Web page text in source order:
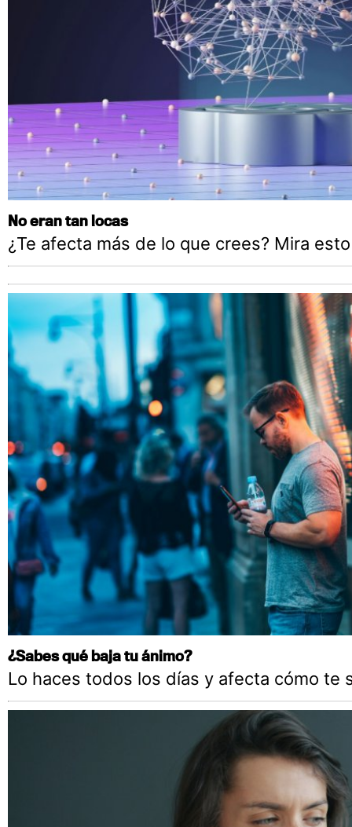
No eran tan locas
¿Te afecta más de lo que crees? Mira esto
¿Sabes qué baja tu ánimo?
Lo haces todos los días y afecta cómo te